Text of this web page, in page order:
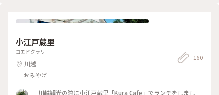
ると純氷へ切り替わります。 例年、晩秋頃から翌年の新氷の収
🍧 あくまでも在庫状況次第ですけどね。 ． ． ． ． ． 埼玉県
秩父の長瀞にあります宝登山神社の参道沿いの高台に佇むギャ
ラリー喫茶☕️ 素材にこだわった手作りのお菓子，かき氷，窯焼
きピザなどがたのしめます🍪🍧🍕 高台にあるから参道の人々
． #埼玉#秩父#長瀞 #宝塔山神社 #カフェ#甘味#かき氷 #キャ
替わります。 例年、晩秋頃から翌年の新氷の収穫が済む1月下
在庫状況次第ですけどね。 ． ． ． ． ． 埼玉県秩父の長瀞に
あります宝登山神社の参道沿いの高台に佇むギャラリー喫茶☕️
素材にこだわった手作りのお菓子，かき氷，窯焼きピザなどが
たのしめます🍪🍧🍕 高台にあるから参道の人々の往来が直接
見えず 緑に囲まれた様な景色に癒されます。 ． ． #埼玉#秩父
#長瀞 #宝塔山神社 #カフェ#甘味#かき氷 #マンゴー#ゴーラー
流水を文明の力で(笑)じっくり凍らせた氷も美味しいです❣️ 店
州製氷（株）謹製）へ切り替わります。 例年、晩秋頃から翌年
の新氷の収穫が済む1月下旬頃までは純氷での提供となってい
るようです🍧 あくまでも在庫状況次第ですけどね。 ． ． ．
． ． 埼玉県秩父の長瀞にあります宝登山神社の参道沿いの高
台に佇むギャラリー喫茶☕️ 素材にこだわった手作りのお菓子，
ら参道の人々の往来が直接見えず 緑に囲まれた様な景色に癒
小江戸蔵里
コエドクラリ
川越
おみやげ
160
川越観光の際に小江戸蔵里「Kura Cafe」でランチをしまし